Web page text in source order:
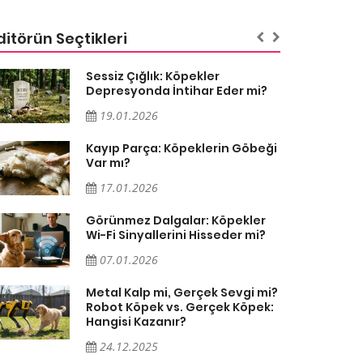
Seçtikleri
Sessiz Çığlık: Köpekler
Depresyonda İntihar Eder mi?
19.01.2026
Kayıp Parça: Köpeklerin Göbeği
Var mı?
17.01.2026
Görünmez Dalgalar: Köpekler
Wi-Fi Sinyallerini Hisseder mi?
07.01.2026
Metal Kalp mi, Gerçek Sevgi mi?
Robot Köpek vs. Gerçek Köpek:
Hangisi Kazanır?
24.12.2025